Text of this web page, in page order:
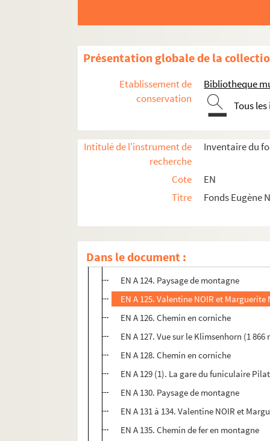
Présentation globale de la
Etablissement de
conservation
Bibliotheque
Tous
Intitulé de l'instrument de
recherche
Inventaire du
Cote
EN
Titre
Fonds Eugène
Dans le document :
EN A 113. Paysage de montagne
EN A 115. Valentine NOIR (assise sur le 1
EN A 116. Paysage de montagne
EN A 117. Lucerne: l'hôtel
EN A 118. Gare du mont Kulm (massif
EN A 119. Sur une terrasse
EN A 120. Paysage de montagne
EN A 121. Gare du mont Kulm (massif
EN A 122 (1). Paysage de montagne
EN A 122 (2). Une statue
EN A 123. L'hôtel Pilatus-Kulm sur le
EN A 124. Paysage de montagne
EN A 125. Valentine NOIR et
EN A 126. Chemin en corniche
EN A 127. Vue sur le Klimsenhorn (1
EN A 128. Chemin en corniche
EN A 129 (1). La gare du funiculaire
EN A 130. Paysage de montagne
EN A 131 à 134. Valentine NOIR et
EN A 135. Chemin de fer en montagne